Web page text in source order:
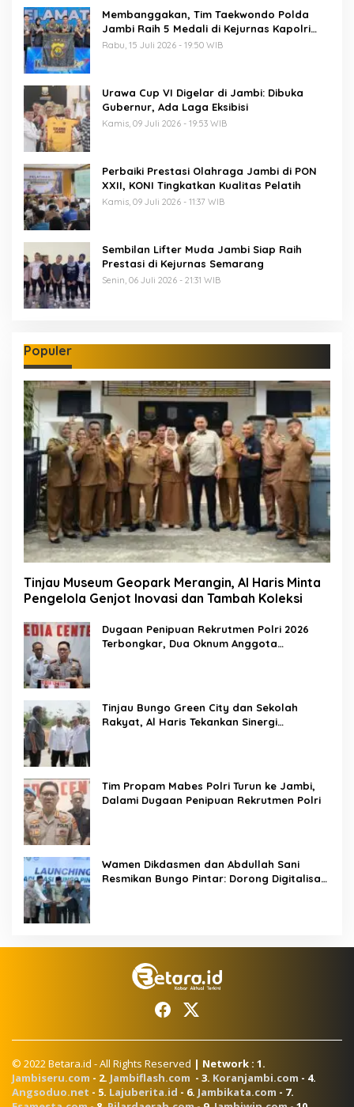
Membanggakan, Tim Taekwondo Polda
Jambi Raih 5 Medali di Kejurnas Kapolri
Cup 7
Rabu, 15 Juli 2026 - 19:50 WIB
Urawa Cup VI Digelar di Jambi: Dibuka
Gubernur, Ada Laga Eksibisi
Kamis, 09 Juli 2026 - 19:53 WIB
Perbaiki Prestasi Olahraga Jambi di PON
XXII, KONI Tingkatkan Kualitas Pelatih
Kamis, 09 Juli 2026 - 11:37 WIB
Sembilan Lifter Muda Jambi Siap Raih
Prestasi di Kejurnas Semarang
Senin, 06 Juli 2026 - 21:31 WIB
Populer
Tinjau Museum Geopark Merangin, Al Haris Minta
Pengelola Genjot Inovasi dan Tambah Koleksi
Dugaan Penipuan Rekrutmen Polri 2026
Terbongkar, Dua Oknum Anggota
Tinjau Bungo Green City dan Sekolah
Rakyat, Al Haris Tekankan Sinergi
Tim Propam Mabes Polri Turun ke Jambi,
Dalami Dugaan Penipuan Rekrutmen Polri
Wamen Dikdasmen dan Abdullah Sani
Resmikan Bungo Pintar: Dorong Digitalisasi
© 2022 Betara.id - All Rights Reserved | Network : 1.
Jambiseru.com - 2. Jambiflash.com - 3. Koranjambi.com - 4.
Angsoduo.net - 5. Lajuberita.id - 6. Jambikata.com - 7.